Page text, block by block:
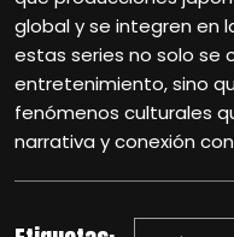
global y se integren en
estas series no solo se
entretenimiento, sino
fenómenos culturales
narrativa y conexión